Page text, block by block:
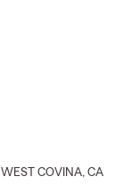
WEST COVINA, CA